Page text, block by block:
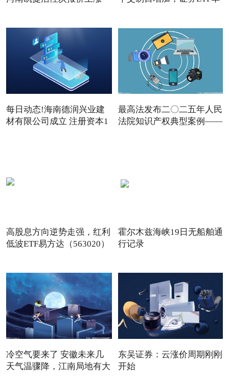
每日动态!海南德润兴业建
材有限公司成立 注册资本1
最高法发布二〇二五年人民
法院知识产权典型案例——
高股息方向逆势走强，红利
低波ETF易方达（563020）
霍尔木兹海峡19日无船舶通
行记录
冷空气要来了 安徽未来几
天气温骤降，江南局地有大
东吴证券：云涨价周期刚刚
开始